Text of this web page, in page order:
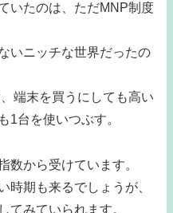
いたのは、ただMNP制度
いニッチな世界だったの
端末を買うにしても高い
1台を使いつぶす。
数から受けています。
時期も来るでしょうが、
てみていられます。